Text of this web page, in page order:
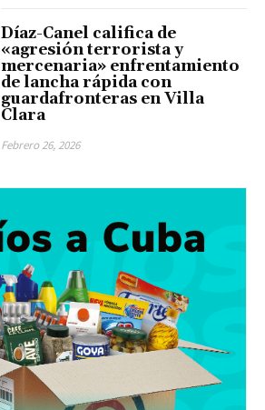
Díaz-Canel califica de
«agresión terrorista y
mercenaria» enfrentamiento
de lancha rápida con
guardafronteras en Villa
Clara
Febrero 26, 2026